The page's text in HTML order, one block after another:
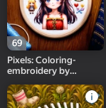
69
Pixels: Coloring-
embroidery by